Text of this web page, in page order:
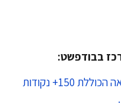
בבודפשט:
לחצו כאן למפת בודפשט המלאה הכוללת 150+ נקודות